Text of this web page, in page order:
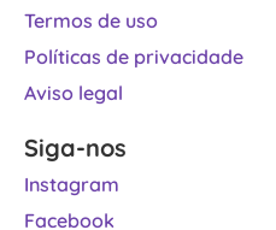
Termos de uso
Políticas de privacidade
Aviso legal
Siga-nos
Instagram
Facebook